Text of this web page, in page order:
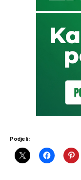
Podjeli: